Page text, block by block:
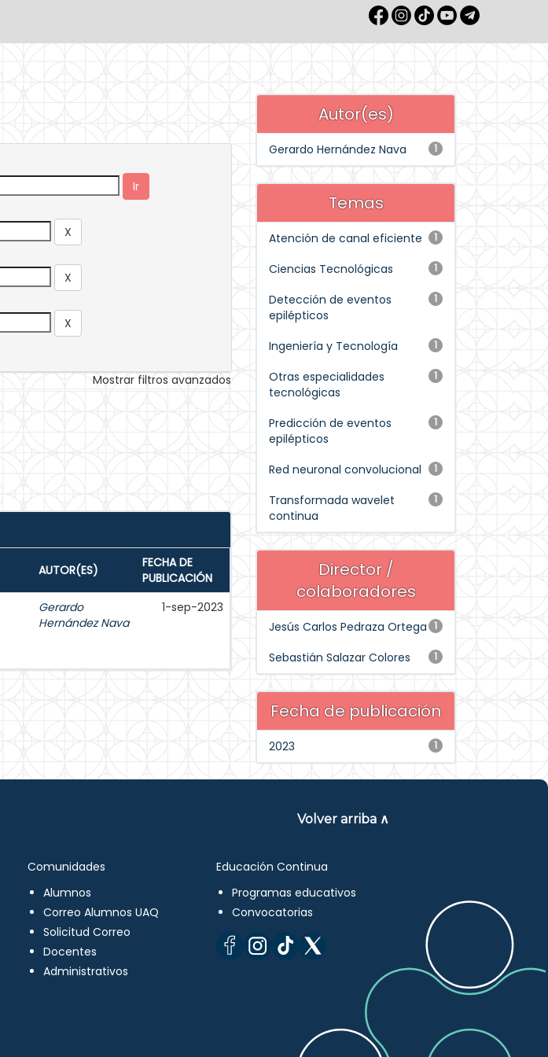
Mostrar filtros avanzados
AUTOR(ES)
FECHA DE
PUBLICACIÓN
Gerardo
Hernández Nava
1-sep-2023
Autor(es)
1
Gerardo Hernández Nava
Temas
1
Atención de canal eficiente
1
Ciencias Tecnológicas
1
Detección de eventos
epilépticos
1
Ingeniería y Tecnología
1
Otras especialidades
tecnológicas
1
Predicción de eventos
epilépticos
1
Red neuronal convolucional
1
Transformada wavelet
continua
Director /
colaboradores
1
Jesús Carlos Pedraza Ortega
1
Sebastián Salazar Colores
Fecha de publicación
1
2023
Volver arriba ∧
Comunidades
Alumnos
Correo Alumnos UAQ
Solicitud Correo
Docentes
Administrativos
Educación Continua
Programas educativos
Convocatorias